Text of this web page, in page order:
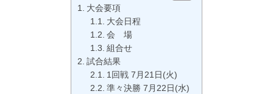
大会要項
大会日程
会 場
組合せ
試合結果
1回戦 7月21日(火)
準々決勝 7月22日(水)